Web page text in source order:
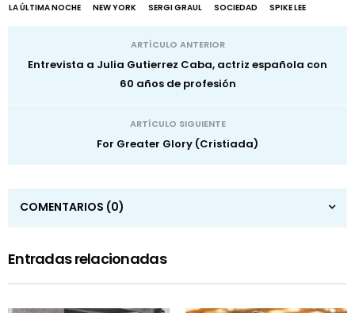
LA ÚLTIMA NOCHE
NEW YORK SERGI GRAUL SOCIEDAD SPIKE LEE
ARTÍCULO ANTERIOR
Entrevista a Julia Gutierrez Caba, actriz española con
60 años de profesión
ARTÍCULO SIGUIENTE
For Greater Glory (Cristiada)
COMENTARIOS (0)
Entradas relacionadas